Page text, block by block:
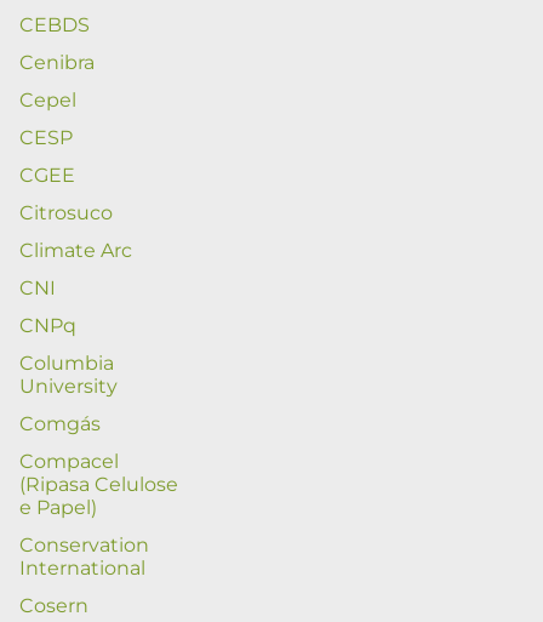
CEBDS
Cenibra
Cepel
CESP
CGEE
Citrosuco
Climate Arc
CNI
CNPq
Columbia
University
Comgás
Compacel
(Ripasa Celulose
e Papel)
Conservation
International
Cosern